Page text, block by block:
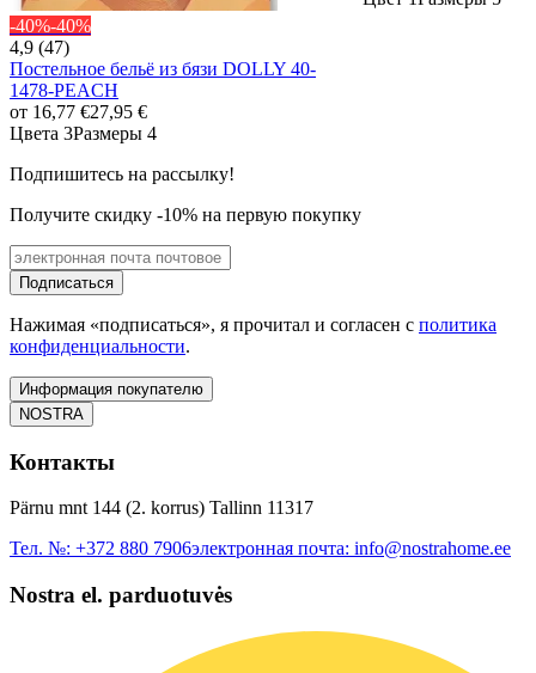
-40%-40%
4,9 (47)
Постельное бельё из бязи DOLLY 40-
1478-PEACH
от 16,77 €27,95 €
Цвета 3Размеры 4
Подпишитесь на рассылку!
Получите скидку -10% на первую покупку
Подписаться
Нажимая «подписаться», я прочитал и согласен с политика
конфиденциальности.
Информация покупателю
NOSTRA
Контакты
Pärnu mnt 144 (2. korrus) Tallinn 11317
Тел. №: +372 880 7906электронная почта: info@nostrahome.ee
Nostra el. parduotuvės